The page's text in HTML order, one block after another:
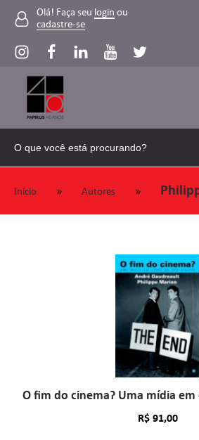
Olá! Faça seu login ou
cadastre-se
Início » Autores »
O fim do cinema? Uma mídia
R$91,00